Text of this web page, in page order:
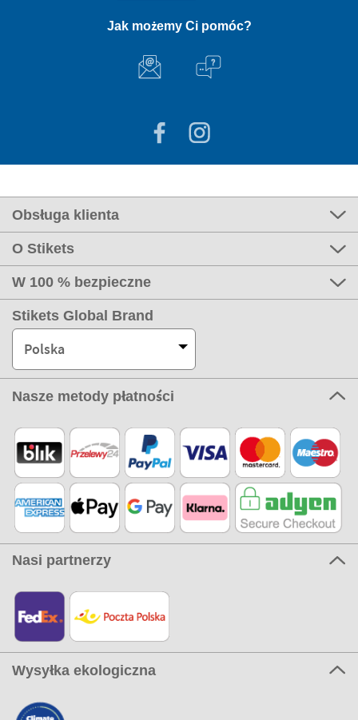
Jak możemy Ci pomóc?
Obsługa klienta
O Stikets
W 100 % bezpieczne
Stikets Global Brand
Polska
Nasze metody płatności
Nasi partnerzy
Wysyłka ekologiczna